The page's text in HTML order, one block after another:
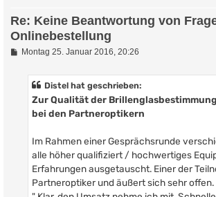
Re: Keine Beantwortung von
Onlinebestellung
BMontag 25. Januar 2016, 20:26
Distel hat geschrieben:
Zur Qualität der
bei den Partneroptikern
Im Rahmen einer Gesprächsrunde
alle höher qualifiziert / hochwertiges
Erfahrungen ausgetauscht. Einer der
Partneroptiker und äußert sich sehr offen.